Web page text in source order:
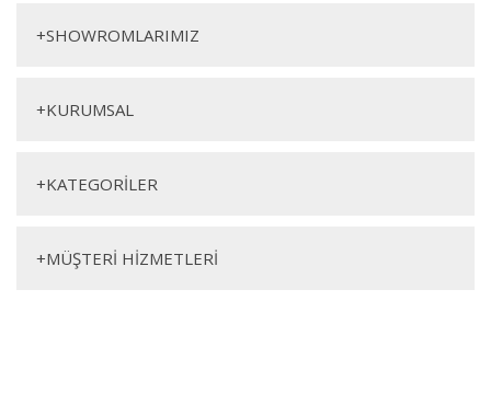
+SHOWROMLARIMIZ
+KURUMSAL
+KATEGORİLER
+MÜŞTERİ HİZMETLERİ